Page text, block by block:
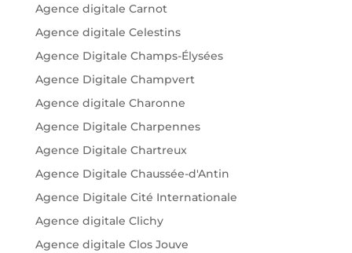
Agence digitale Carnot
Agence digitale Celestins
Agence Digitale Champs-Élysées
Agence Digitale Champvert
Agence digitale Charonne
Agence Digitale Charpennes
Agence Digitale Chartreux
Agence Digitale Chaussée-d'Antin
Agence Digitale Cité Internationale
Agence digitale Clichy
Agence digitale Clos Jouve